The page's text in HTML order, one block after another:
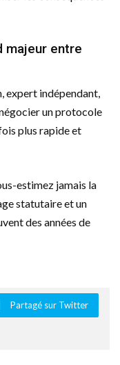
majeur entre
expert indépendant,
un protocole
plus rapide et
estimez jamais la
statutaire et un
des années de
Partagé sur Twitter